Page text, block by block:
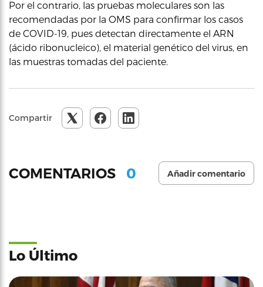
Por el contrario, las pruebas moleculares son las
recomendadas por la OMS para confirmar los casos
de COVID-19, pues detectan directamente el ARN
(ácido ribonucleico), el material genético del virus, en
las muestras tomadas del paciente.
Compartir
COMENTARIOS 0 Añadir comentario
Lo Último